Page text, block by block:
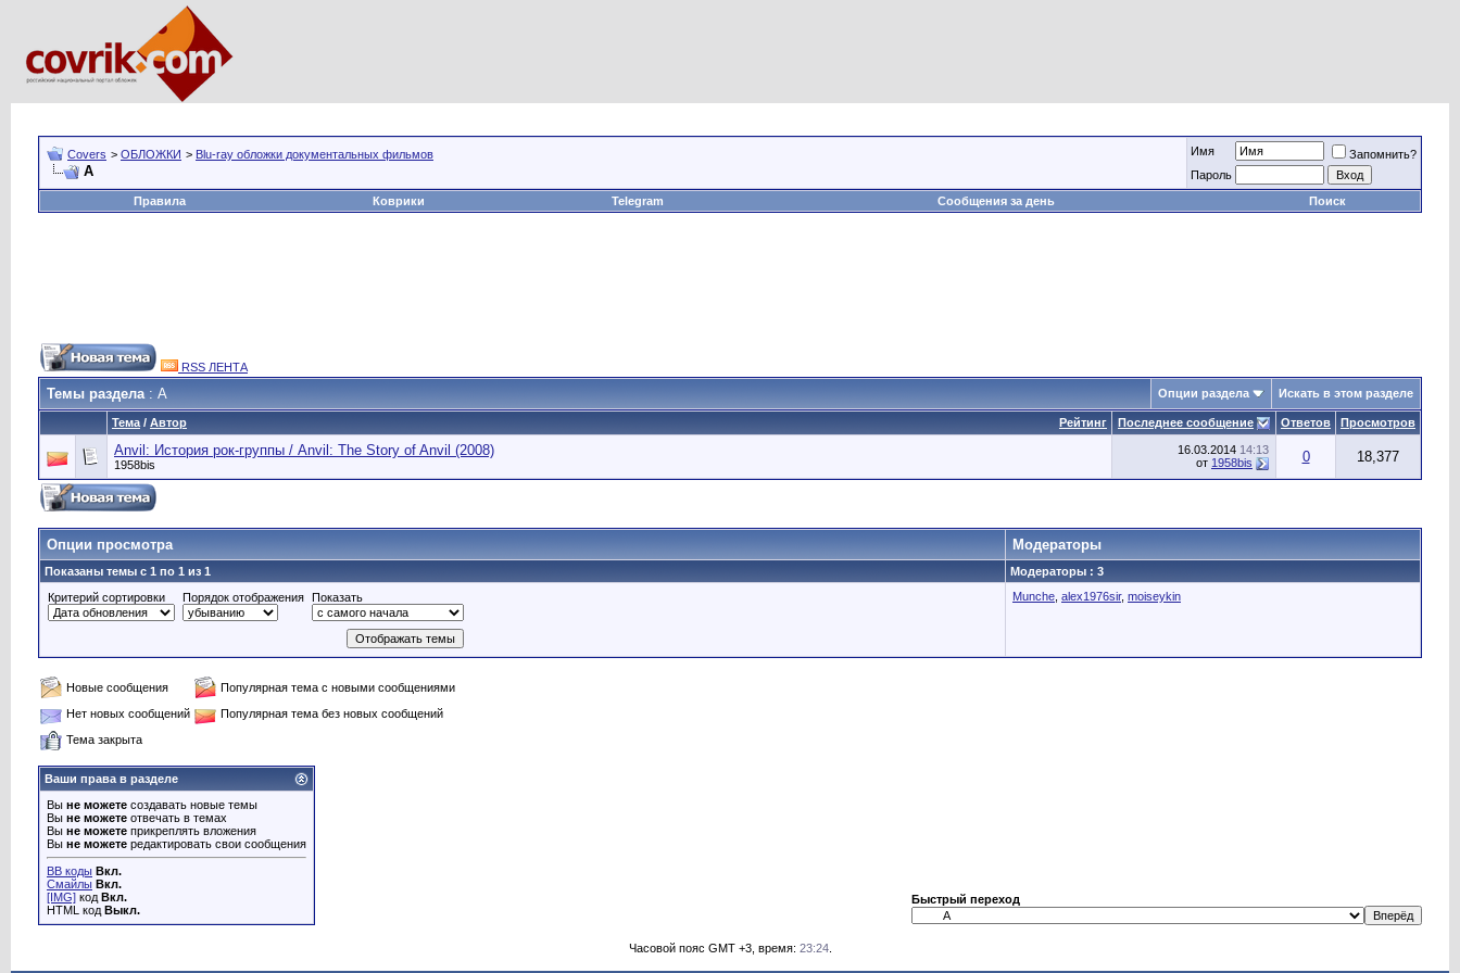
Covers > ОБЛОЖКИ > Blu-ray обложки документальных фильмов
A
Имя
Запомнить?
Пароль
Правила
Коврики Telegram Сообщения за день Поиск
RSS ЛЕНТА
Темы раздела: A Опции раздела Искать в этом разделе
Рейтинг
Тема / Автор Последнее сообщение Ответов Просмотров
Anvil: История рок-группы / Anvil: The Story of Anvil (2008)
1958bis
16.03.2014 14:13
от 1958bis 0 18,377
Опции просмотра Модераторы
Показаны темы с 1 по 1 из 1
Модераторы : 3
Критерий сортировки
Порядок отображения Показать Munche alex1976sir, moiseykin
Новые сообщения
Популярная тема с новыми сообщениями
Нет новых сообщений
Популярная тема без новых сообщений
Тема закрыта
Ваши права в разделе
Вы не можете создавать новые темы
Вы не можете отвечать в темах
Вы не можете прикреплять вложения
Вы не можете редактировать свои сообщения
BB коды Вкл.
Смайлы Вкл.
[IMG] код Вкл.
HTML код Выкл.
Быстрый переход
Часовой пояс GMT +3, время: 23:24.